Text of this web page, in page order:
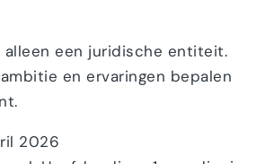
alleen een juridische entiteit.
en ervaringen bepalen
2026